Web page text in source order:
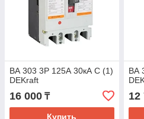
ВА 303 3P 125А 30кА С (1)
DEKraft
16 000 ₸
Купить
ВА
12